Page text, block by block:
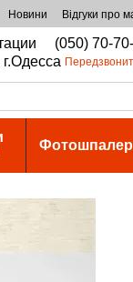
Новини Відгуки про
(050) 70-